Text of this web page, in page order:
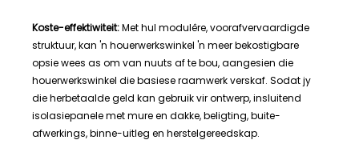
Koste-effektiwiteit:Met hul modulêre, voorafvervaardigde
struktuur, kan 'n houerwerkswinkel 'n meer bekostigbare
opsie wees as om van nuuts af te bou, aangesien die
houerwerkswinkel die basiese raamwerk verskaf. Sodat jy
die herbetaalde geld kan gebruik vir ontwerp, insluitend
isolasiepanele met mure en dakke, beligting, buite-
afwerkings, binne-uitleg en herstelgereedskap.